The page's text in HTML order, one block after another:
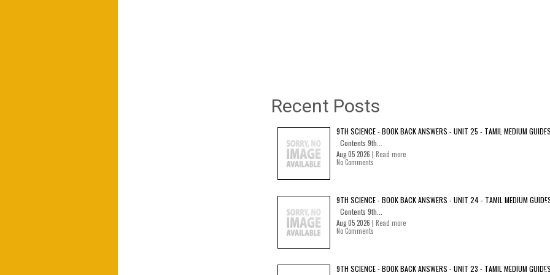
Recent Posts
9TH SCIENCE - BOOK BACK ANSWERS - UNIT 25 - TAMIL MEDIUM GUIDES
Contents 9th...
Aug 05 2026 | Read more
No Comments
9TH SCIENCE - BOOK BACK ANSWERS - UNIT 24 - TAMIL MEDIUM
Contents 9th...
Aug 05 2026 | Read more
No Comments
9TH SCIENCE - BOOK BACK ANSWERS - UNIT 23 - TAMIL MEDIUM GUIDES